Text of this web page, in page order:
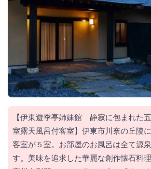
【伊東遊季亭姉妹館 静寂に包まれた
室露天風呂付客室】伊東市川奈の丘陵
客室が５室。お部屋のお風呂は全て源
す。美味を追求した華麗な創作懐石料